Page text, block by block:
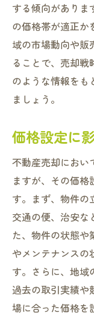
する傾向がありま
の価格帯が適正か
域の市場動向や販
ることで、売却戦
のような情報をも
ましょう。
価格設定に
不動産売却におい
ますが、その価格
す。まず、物件の
交通の便、治安な
た、物件の状態や
やメンテナンスの
す。さらに、地域
過去の取引実績や
場に合った価格を